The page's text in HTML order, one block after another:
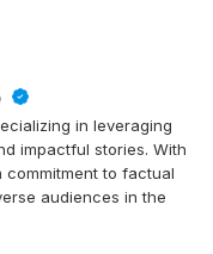
in leveraging
impactful stories. With
to factual
audiences in the